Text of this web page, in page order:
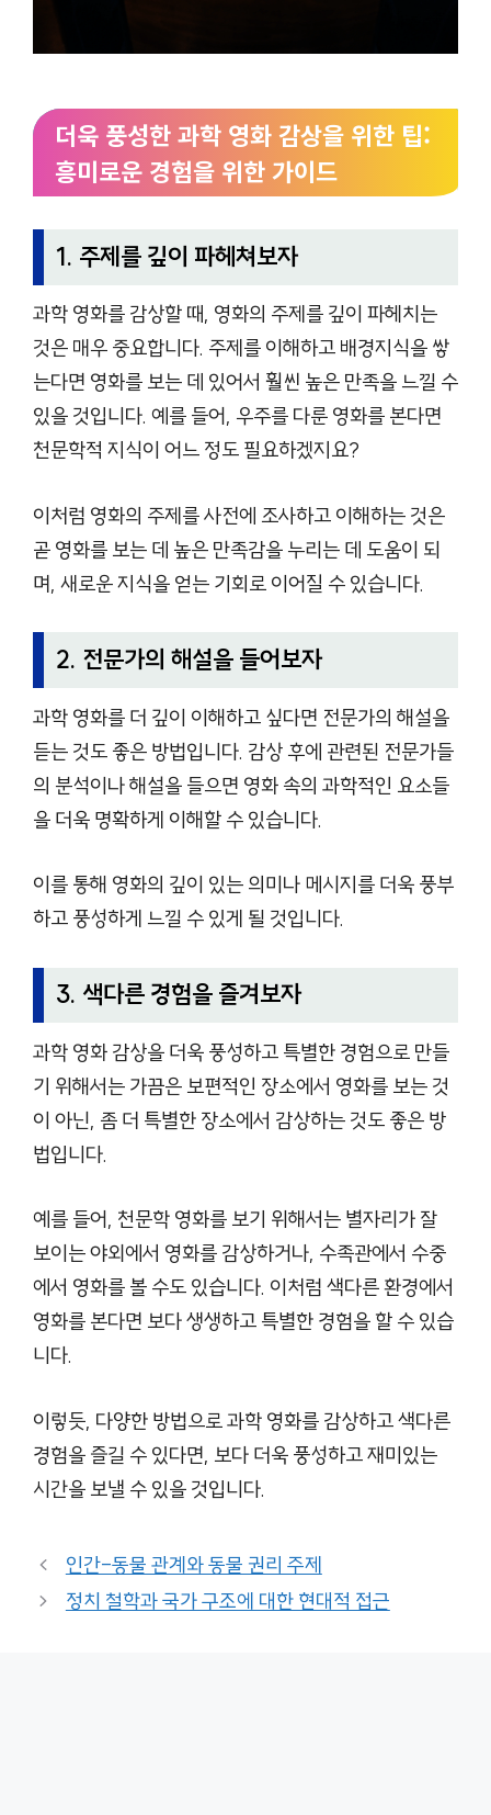
더욱 풍성한 과학 영화 감상을 위한 팁:
흥미로운 경험을 위한 가이드
1. 주제를 깊이 파헤쳐보자
과학 영화를 감상할 때, 영화의 주제를 깊이 파헤치는
것은 매우 중요합니다. 주제를 이해하고 배경지식을 쌓
는다면 영화를 보는 데 있어서 훨씬 높은 만족을 느낄 수
있을 것입니다. 예를 들어, 우주를 다룬 영화를 본다면
천문학적 지식이 어느 정도 필요하겠지요?
이처럼 영화의 주제를 사전에 조사하고 이해하는 것은
곧 영화를 보는 데 높은 만족감을 누리는 데 도움이 되
며, 새로운 지식을 얻는 기회로 이어질 수 있습니다.
2. 전문가의 해설을 들어보자
과학 영화를 더 깊이 이해하고 싶다면 전문가의 해설을
듣는 것도 좋은 방법입니다. 감상 후에 관련된 전문가들
의 분석이나 해설을 들으면 영화 속의 과학적인 요소들
을 더욱 명확하게 이해할 수 있습니다.
이를 통해 영화의 깊이 있는 의미나 메시지를 더욱 풍부
하고 풍성하게 느낄 수 있게 될 것입니다.
3. 색다른 경험을 즐겨보자
과학 영화 감상을 더욱 풍성하고 특별한 경험으로 만들
기 위해서는 가끔은 보편적인 장소에서 영화를 보는 것
이 아닌, 좀 더 특별한 장소에서 감상하는 것도 좋은 방
법입니다.
예를 들어, 천문학 영화를 보기 위해서는 별자리가 잘
보이는 야외에서 영화를 감상하거나, 수족관에서 수중
에서 영화를 볼 수도 있습니다. 이처럼 색다른 환경에서
영화를 본다면 보다 생생하고 특별한 경험을 할 수 있습
니다.
이렇듯, 다양한 방법으로 과학 영화를 감상하고 색다른
경험을 즐길 수 있다면, 보다 더욱 풍성하고 재미있는
시간을 보낼 수 있을 것입니다.
인간-동물 관계와 동물 권리 주제
정치 철학과 국가 구조에 대한 현대적 접근